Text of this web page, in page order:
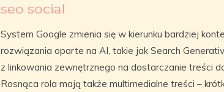
seo social
System Google zmienia się w kierunku bardziej
rozwiązania oparte na AI, takie jak Search
z linkowania zewnętrznego na dostarczanie treści
Rosnąca rola mają także multimedialne treści –